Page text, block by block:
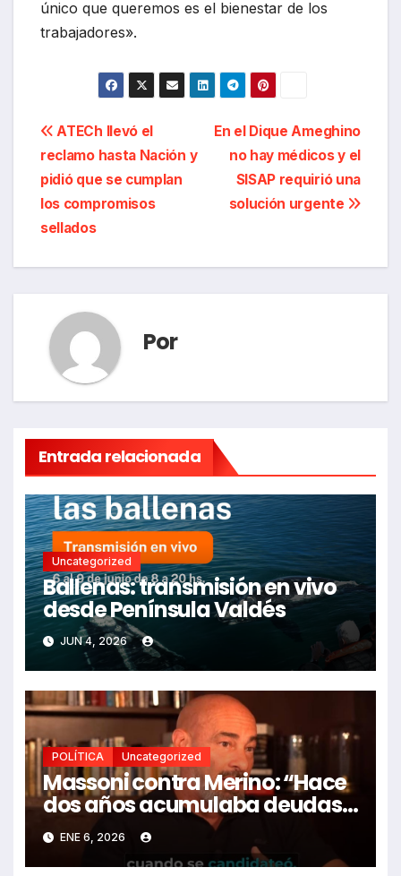
único que queremos es el bienestar de los
trabajadores».
Navegación
de
entradas
En el Dique Ameghino
no hay médicos y el
SISAP requirió una
solución urgente
ATECh llevó el
reclamo hasta Nación y
pidió que se cumplan
los compromisos
sellados
Por
Entrada relacionada
Uncategorized
Ballenas: transmisión en vivo
desde Península Valdés
JUN 4, 2026
POLÍTICA Uncategorized
Massoni contra Merino: “Hace
dos años acumulaba deudas,
hoy disfruta de viajes al
exterior”
ENE 6, 2026